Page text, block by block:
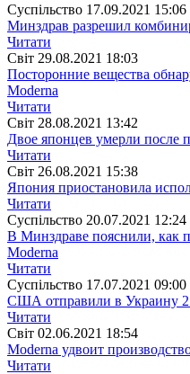
Суспiльство 17.09.2021 15:06
Минздрав разрешил
Читати
Свiт 29.08.2021 18:03
Посторонние вещества
Moderna
Читати
Свiт 28.08.2021 13:42
Двое японцев умерли после
Читати
Свiт 26.08.2021 15:38
Япония приостановила
Читати
Суспiльство 20.07.2021 12:24
В Минздраве пояснили, как
Moderna
Читати
Суспiльство 17.07.2021 09:00
США отправили в Украину 2
Читати
Свiт 02.06.2021 18:54
Moderna удвоит
Читати